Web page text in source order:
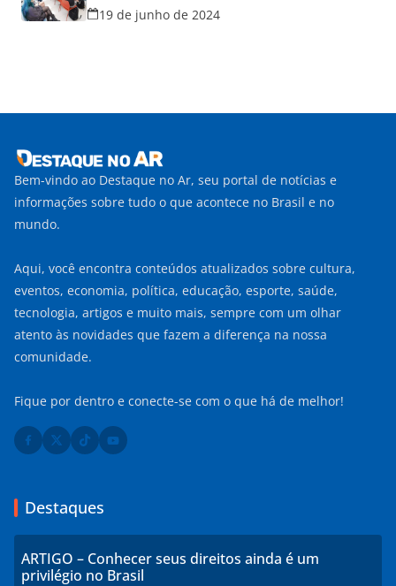
19 de junho de 2024
Bem-vindo ao Destaque no Ar, seu portal de notícias e
informações sobre tudo o que acontece no Brasil e no
mundo.
Aqui, você encontra conteúdos atualizados sobre cultura,
eventos, economia, política, educação, esporte, saúde,
tecnologia, artigos e muito mais, sempre com um olhar
atento às novidades que fazem a diferença na nossa
comunidade.
Fique por dentro e conecte-se com o que há de melhor!
Destaques
ARTIGO – Conhecer seus direitos ainda é um
privilégio no Brasil